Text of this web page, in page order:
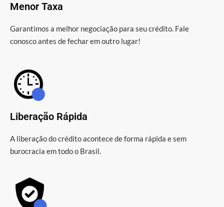
Menor Taxa
Garantimos a melhor negociação para seu crédito. Fale
conosco antes de fechar em outro lugar!
Liberação Rápida
A liberação do crédito acontece de forma rápida e sem
burocracia em todo o Brasil.